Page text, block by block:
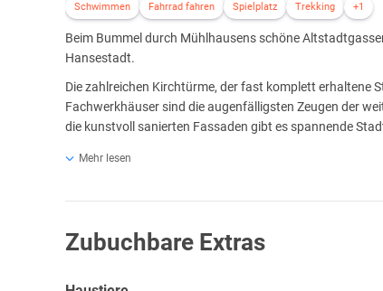
Schwimmen Fahrrad fahren Spielplatz Trekking +1
Beim Bummel durch Mühlhausens schöne
Hansestadt.
Die zahlreichen Kirchtürme, der fast komplett erhaltene
Fachwerkhäuser sind die augenfälligsten Zeugen der
die kunstvoll sanierten Fassaden gibt es spannende
Ihren auf der ersten Silbe betonten Namen verdankt die
Zwischen Mühlhausen, Bad Langensalza und Eisenach
Mit einer Fläche von rund 16.000 Hektar ist er
Mehr lesen
Zubuchbare Extras